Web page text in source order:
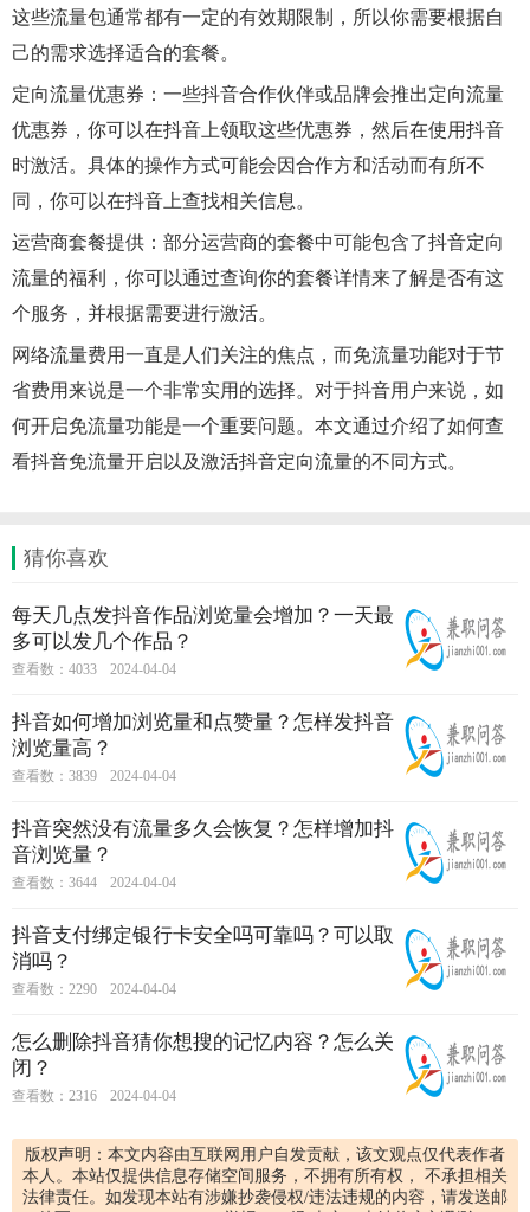
这些流量包通常都有一定的有效期限制，所以你需要根据自
己的需求选择适合的套餐。
定向流量优惠券：一些抖音合作伙伴或品牌会推出定向流量
优惠券，你可以在抖音上领取这些优惠券，然后在使用抖音
时激活。具体的操作方式可能会因合作方和活动而有所不
同，你可以在抖音上查找相关信息。
运营商套餐提供：部分运营商的套餐中可能包含了抖音定向
流量的福利，你可以通过查询你的套餐详情来了解是否有这
个服务，并根据需要进行激活。
网络流量费用一直是人们关注的焦点，而免流量功能对于节
省费用来说是一个非常实用的选择。对于抖音用户来说，如
何开启免流量功能是一个重要问题。本文通过介绍了如何查
看抖音免流量开启以及激活抖音定向流量的不同方式。
猜你喜欢
每天几点发抖音作品浏览量会增加？一天最
多可以发几个作品？
查看数：4033 2024-04-04
抖音如何增加浏览量和点赞量？怎样发抖音
浏览量高？
查看数：3839 2024-04-04
抖音突然没有流量多久会恢复？怎样增加抖
音浏览量？
查看数：3644 2024-04-04
抖音支付绑定银行卡安全吗可靠吗？可以取
消吗？
查看数：2290 2024-04-04
怎么删除抖音猜你想搜的记忆内容？怎么关
闭？
查看数：2316 2024-04-04
版权声明：本文内容由互联网用户自发贡献，该文观点仅代表作者
本人。本站仅提供信息存储空间服务，不拥有所有权， 不承担相关
法律责任。如发现本站有涉嫌抄袭侵权/违法违规的内容，请发送邮